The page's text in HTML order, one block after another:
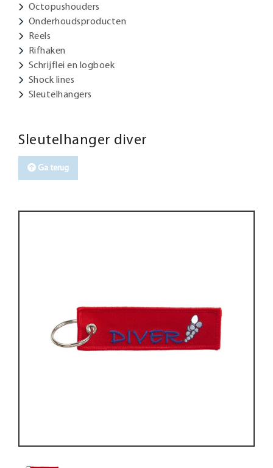
Octopushouders
Onderhoudsproducten
Reels
Rifhaken
Schrijflei en logboek
Shock lines
Sleutelhangers
Sleutelhanger diver
Ga terug